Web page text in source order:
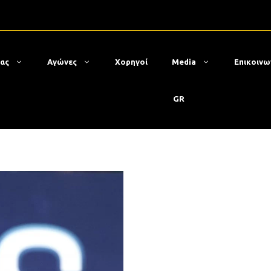
Αγώνες Χορηγοί Media
GR